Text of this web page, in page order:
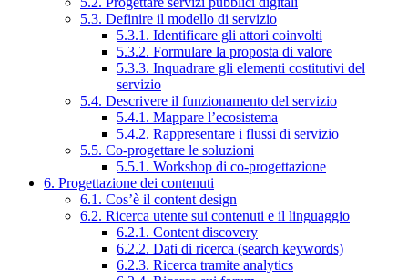
5.3. Definire il modello di servizio
5.3.1. Identificare gli attori coinvolti
5.3.2. Formulare la proposta di valore
5.3.3. Inquadrare gli elementi costitutivi del
servizio
5.4. Descrivere il funzionamento del servizio
5.4.1. Mappare l’ecosistema
5.4.2. Rappresentare i flussi di servizio
5.5. Co-progettare le soluzioni
5.5.1. Workshop di co-progettazione
6. Progettazione dei contenuti
6.1. Cos’è il content design
6.2. Ricerca utente sui contenuti e il linguaggio
6.2.1. Content discovery
6.2.2. Dati di ricerca (search keywords)
6.2.3. Ricerca tramite analytics